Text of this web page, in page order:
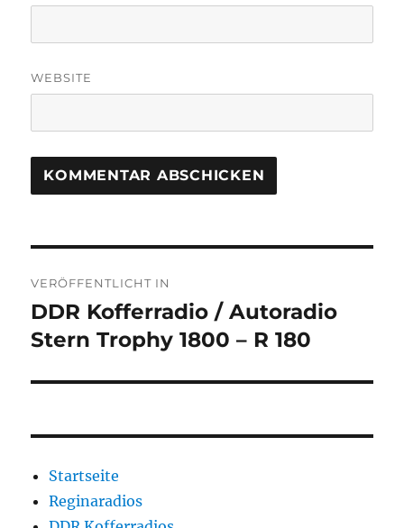
WEBSITE
VERÖFFENTLICHT IN
DDR Kofferradio / Autoradio
Stern Trophy 1800 – R 180
Startseite
Reginaradios